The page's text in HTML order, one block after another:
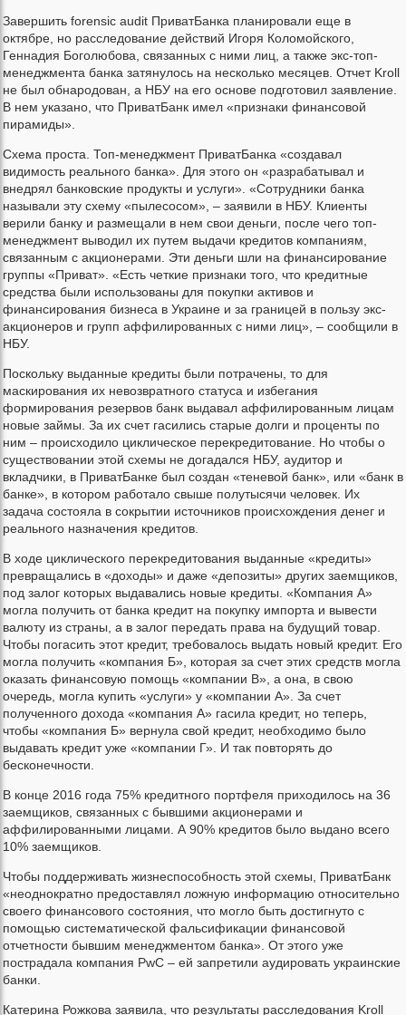
Завершить forensic audit ПриватБанка планировали еще в
октябре, но расследование действий Игоря Коломойского,
Геннадия Боголюбова, связанных с ними лиц, а также экс-топ-
менеджмента банка затянулось на несколько месяцев. Отчет Kroll
не был обнародован, а НБУ на его основе подготовил заявление.
В нем указано, что ПриватБанк имел «признаки финансовой
пирамиды».
Схема проста. Топ-менеджмент ПриватБанка «создавал
видимость реального банка». Для этого он «разрабатывал и
внедрял банковские продукты и услуги». «Сотрудники банка
называли эту схему «пылесосом», – заявили в НБУ. Клиенты
верили банку и размещали в нем свои деньги, после чего топ-
менеджмент выводил их путем выдачи кредитов компаниям,
связанным с акционерами. Эти деньги шли на финансирование
группы «Приват». «Есть четкие признаки того, что кредитные
средства были использованы для покупки активов и
финансирования бизнеса в Украине и за границей в пользу экс-
акционеров и групп аффилированных с ними лиц», – сообщили в
НБУ.
Поскольку выданные кредиты были потрачены, то для
маскирования их невозвратного статуса и избегания
формирования резервов банк выдавал аффилированным лицам
новые займы. За их счет гасились старые долги и проценты по
ним – происходило циклическое перекредитование. Но чтобы о
существовании этой схемы не догадался НБУ, аудитор и
вкладчики, в ПриватБанке был создан «теневой банк», или «банк в
банке», в котором работало свыше полутысячи человек. Их
задача состояла в сокрытии источников происхождения денег и
реального назначения кредитов.
В ходе циклического перекредитования выданные «кредиты»
превращались в «доходы» и даже «депозиты» других заемщиков,
под залог которых выдавались новые кредиты. «Компания А»
могла получить от банка кредит на покупку импорта и вывести
валюту из страны, а в залог передать права на будущий товар.
Чтобы погасить этот кредит, требовалось выдать новый кредит. Его
могла получить «компания Б», которая за счет этих средств могла
оказать финансовую помощь «компании В», а она, в свою
очередь, могла купить «услуги» у «компании А». За счет
полученного дохода «компания А» гасила кредит, но теперь,
чтобы «компания Б» вернула свой кредит, необходимо было
выдавать кредит уже «компании Г». И так повторять до
бесконечности.
В конце 2016 года 75% кредитного портфеля приходилось на 36
заемщиков, связанных с бывшими акционерами и
аффилированными лицами. А 90% кредитов было выдано всего
10% заемщиков.
Чтобы поддерживать жизнеспособность этой схемы, ПриватБанк
«неоднократно предоставлял ложную информацию относительно
своего финансового состояния, что могло быть достигнуто с
помощью систематической фальсификации финансовой
отчетности бывшим менеджментом банка». От этого уже
пострадала компания PwC – ей запретили аудировать украинские
банки.
Катерина Рожкова заявила, что результаты расследования Kroll